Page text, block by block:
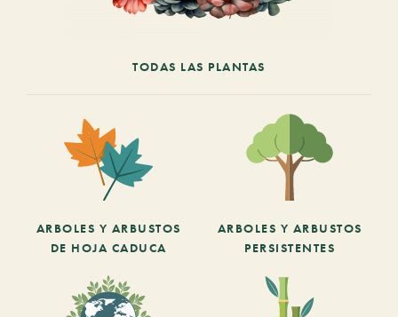
TODAS LAS PLANTAS
ARBOLES Y ARBUSTOS
DE HOJA CADUCA
ARBOLES Y ARBUSTOS
PERSISTENTES